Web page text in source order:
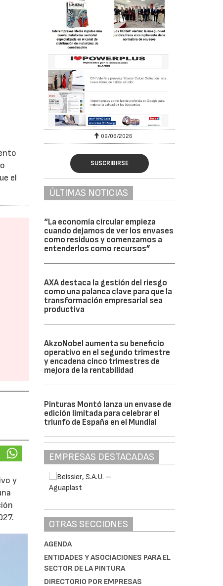
el
y
09/06/2026
SUSCRIBIRSE
ÚLTIMAS NOTICIAS
“La economía circular empieza
cuando dejamos de ver los envases
como residuos y comenzamos a
entenderlos como recursos”
AXA destaca la gestión del riesgo
como una palanca clave para que la
transformación empresarial sea
productiva
AkzoNobel aumenta su beneficio
operativo en el segundo trimestre
y encadena cinco trimestres de
mejora de la rentabilidad
Pinturas Montó lanza un envase de
edición limitada para celebrar el
triunfo de España en el Mundial
EMPRESAS DESTACADAS
OTRAS SECCIONES
AGENDA
ENTIDADES Y ASOCIACIONES PARA EL
SECTOR DE LA PINTURA
DIRECTORIO POR EMPRESAS